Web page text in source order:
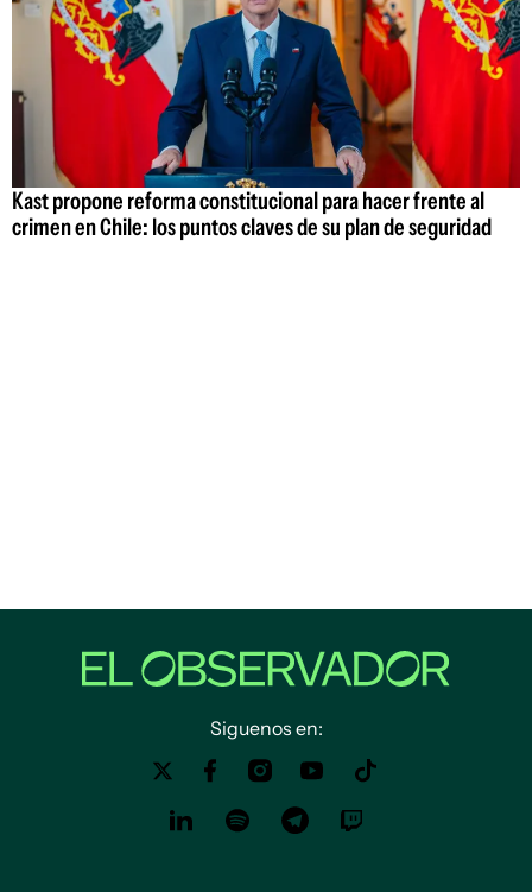
Kast propone reforma constitucional para hacer frente al
crimen en Chile: los puntos claves de su plan de seguridad
Siguenos en: